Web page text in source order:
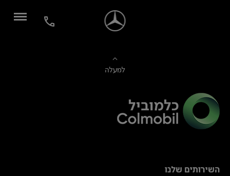
למעלה
השירותים שלנו